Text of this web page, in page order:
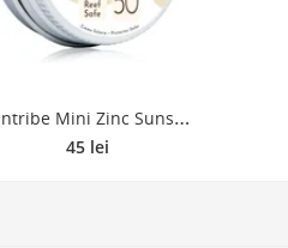
S
untribe Mini Zinc Sunscreen crema de fata cu minerale pentru protectie SPF 50 Original White 15 g
45 lei